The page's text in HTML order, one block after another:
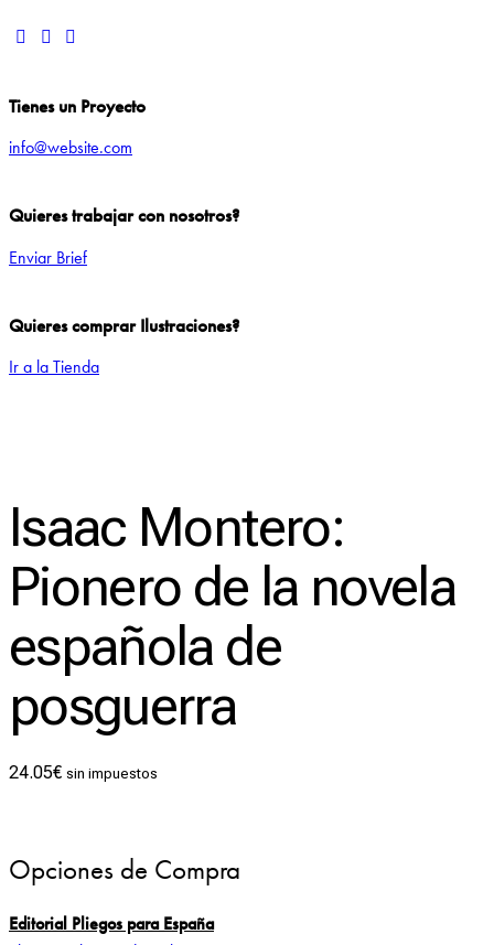
Tienes un Proyecto
info@website.com
Quieres trabajar con nosotros?
Enviar Brief
Quieres comprar Ilustraciones?
Ir a la Tienda
Isaac Montero:
Pionero de la novela
española de
posguerra
24.05€ sin impuestos
Opciones de Compra
Editorial Pliegos para España